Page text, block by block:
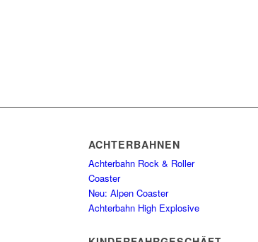
ACHTERBAHNEN
Achterbahn Rock & Roller
Coaster
Neu: Alpen Coaster
Achterbahn High Explosive